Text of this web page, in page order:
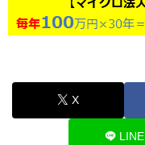
X
LINE